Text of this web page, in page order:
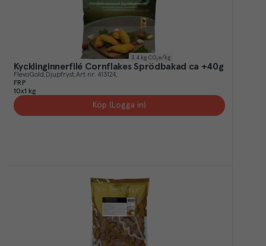
3.4 kg CO₂e/kg
Kycklinginnerfilé Cornflakes Sprödbakad ca +40g
FlevoGold Djupfryst Art.nr. 413124
FRP
10x1 kg
Köp (Logga in)